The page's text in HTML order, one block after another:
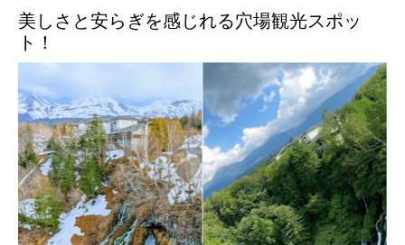
美しさと安らぎを感じれる穴場観光スポッ
ト！